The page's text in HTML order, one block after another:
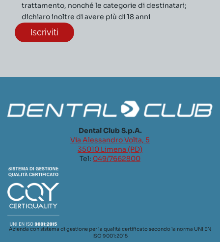
trattamento, nonché le categorie di destinatari;
dichiaro inoltre di avere più di 18 anni
Dental Club S.p.A.
Via Alessandro Volta, 5
35010 Limena (PD)
Tel: 049/7662800
Azienda con sistema di gestione per la qualità certificato secondo la norma UNI EN
ISO 9001:2015